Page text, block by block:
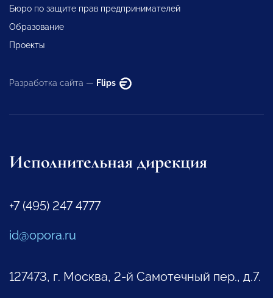
Бюро по защите прав предпринимателей
Образование
Проекты
Разработка сайта — Flips
Исполнительная дирекция
+7 (495) 247 4777
id@opora.ru
127473, г. Москва, 2-й Самотечный пер., д.7.